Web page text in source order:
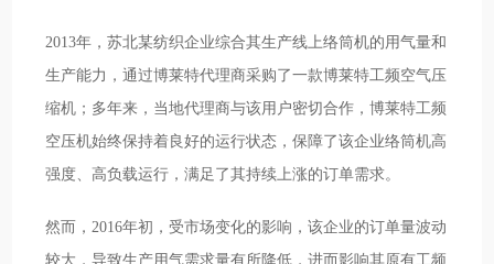
2013年，苏北某纺织企业综合其生产线上络筒机的用气量和
生产能力，通过博莱特代理商采购了一款博莱特工频空气压
缩机；多年来，当地代理商与该用户密切合作，博莱特工频
空压机始终保持着良好的运行状态，保障了该企业络筒机高
强度、高负载运行，满足了其持续上涨的订单需求。
然而，2016年初，受市场变化的影响，该企业的订单量波动
较大，导致生产用气需求量有所降低，进而影响其原有工频